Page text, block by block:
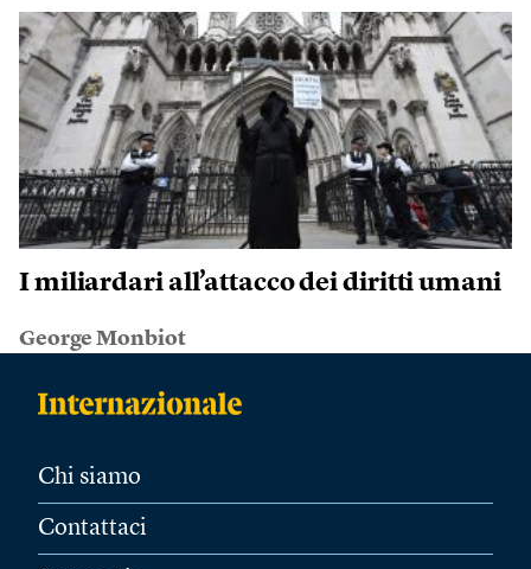
I miliardari all’attacco dei diritti umani
George Monbiot
Chi siamo
Contattaci